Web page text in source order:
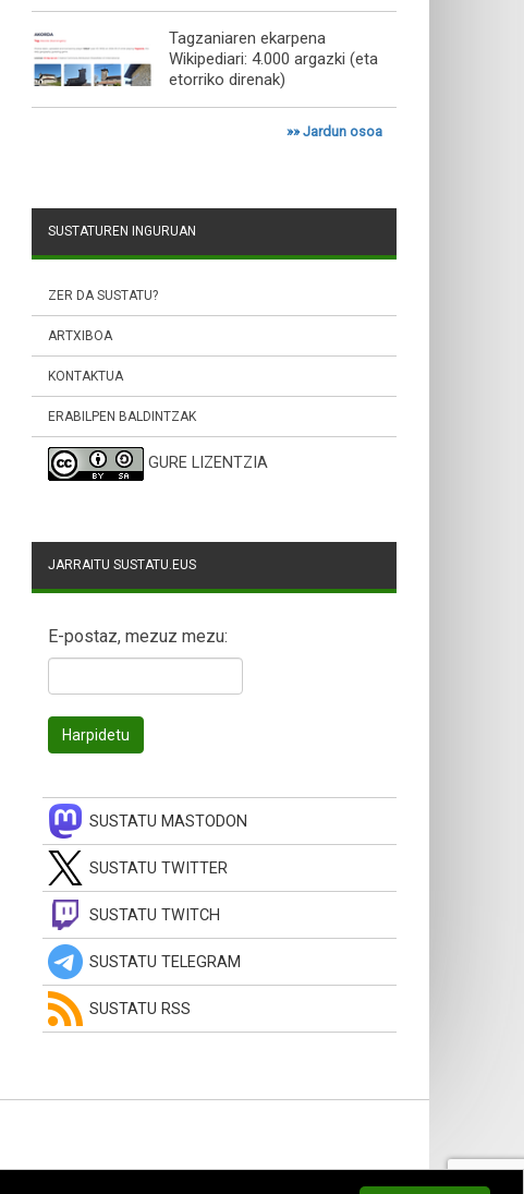
Tagzaniaren ekarpena
Wikipediari: 4.000 argazki (eta
etorriko direnak)
»»Jardun osoa
SUSTATUREN INGURUAN
ZER DA SUSTATU?
ARTXIBOA
KONTAKTUA
ERABILPEN BALDINTZAK
GURE LIZENTZIA
JARRAITU SUSTATU.EUS
E-postaz, mezuz mezu:
SUSTATU MASTODON
SUSTATU TWITTER
SUSTATU TWITCH
SUSTATU TELEGRAM
SUSTATU RSS